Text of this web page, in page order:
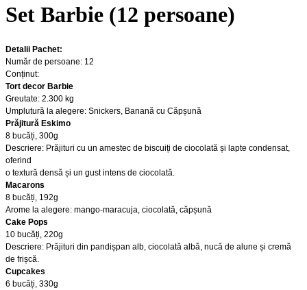
Set Barbie (12 persoane)
Detalii Pachet:
Număr de persoane: 12
Conținut:
Tort decor Barbie
Greutate: 2.300 kg
Umplutură la alegere: Snickers, Banană cu Căpșună
Prăjitură Eskimo
8 bucăți, 300g
Descriere: Prăjituri cu un amestec de biscuiți de ciocolată și lapte condensat,
oferind
o textură densă și un gust intens de ciocolată.
Macarons
8 bucăți, 192g
Arome la alegere: mango-maracuja, ciocolată, căpșună
Cake Pops
10 bucăți, 220g
Descriere: Prăjituri din pandișpan alb, ciocolată albă, nucă de alune și cremă
de frișcă.
Cupcakes
6 bucăți, 330g